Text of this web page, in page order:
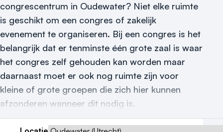
Vraag locatie aan
congrescentrum in Oudewater? Niet elke ruimte
is geschikt om een congres of zakelijk
evenement te organiseren. Bij een congres is het
belangrijk dat er tenminste één grote zaal is waar
het congres zelf gehouden kan worden maar
daarnaast moet er ook nog ruimte zijn voor
kleine of grote groepen die zich hier kunnen
afzonderen wanneer dit nodig is.